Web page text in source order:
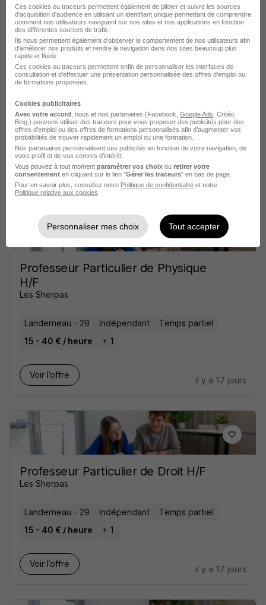
Professeur Particulier d'Espagnol H/F
Landerneau - 29 Indépendant
Temps partiel
15 - 40 € / heure
+ 1
Voir l’offre
il y a 17 jours
Professeur Particulier de Physique
H/F
Les Sherpas
Landerneau - 29 Indépendant
Temps partiel
15 - 40 € / heure
+ 1
Voir l’offre
il y a 17 jours
Professeur Particulier de Droit H/F
Les Sherpas
Landerneau - 29 Indépendant
Temps partiel
15 - 40 € / heure
+ 1
Voir l’offre
il y a 17 jours
Ces cookies ou traceurs permettent également de piloter et suivre les sources
d'acquisition d'audience en utilisant un identifiant unique permettant de comprendre
comment nos utilisateurs naviguent sur nos sites et nos applications en fonction
des différentes sources de trafic.
Ils nous permettent également d’observer le comportement de nos utilisateurs afin
d'améliorer nos produits et rendre la navigation dans nos sites beaucoup plus
rapide et fluide.
Ces cookies ou traceurs permettent enfin de personnaliser les interfaces de
consultation et d'effectuer une présentation personnalisée des offres d'emploi ou
de formations proposées.
Cookies publicitaires
Avec votre accord , nous et nos partenaires (Facebook, Google Ads , Critéo,
Bing,) pouvons utiliser des traceurs pour vous proposer des publicités pour des
offres d’emploi ou des offres de formations personnalisés afin d’augmenter vos
probabilités de trouver rapidement un emploi ou une formation.
Nos partenaires personnalisent ces publicités en fonction de votre navigation, de
votre profil et de vos centres d’intérêt.
Vous pouvez à tout moment paramétrer vos choix ou retirer votre
consentement en cliquant sur le lien "Gérer les traceurs" en bas de page.
Pour en savoir plus, consultez notre Politique de confidentialité et notre
Politique relative aux cookies
Personnaliser mes choix Tout accepter